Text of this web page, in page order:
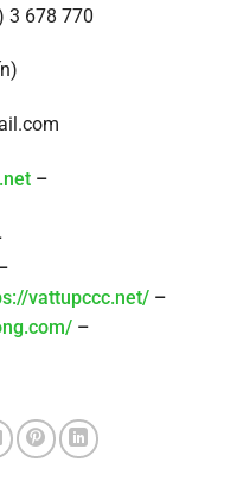
3 678 770
–
vattupccc.net/ –
–